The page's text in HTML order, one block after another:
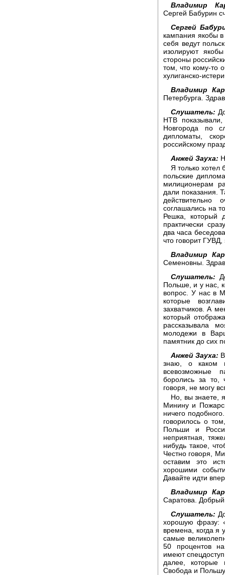
Владимир
Сергей Бабурин
Сергей
кампания якобы
себя ведут
изолируют
стороны
том, что кому-то
хулиганско-
Владимир
Петербурга.
Слушатель:
НТВ
Новгорода по
дипломаты,
российскому
Анжей Зауха:
Я только хотел
польские
милиционерам
дали показания.
соглашались на
Решка, который
практически
два часа
что говорит
Владимир
Семеновны.
Слушатель:
Польше, и у нас,
вопрос. У нас в
которые
захватчиков. А
который
рассказывала
молодежи в
памятник до сих
Анжей Зауха:
знаю, о каком
всевозможные
боролись за то,
говоря, не могу
Но, вы знаете,
Минину и
ничего
говорилось о
Польши и
неприятная,
нибудь такое,
Честно говоря,
оставим это
хорошими
Давайте идти
Владимир
Саратова.
Слушатель:
хорошую фразу:
времена, когда я
самые
50 процентов
имеют
далее, которые
Свобода и